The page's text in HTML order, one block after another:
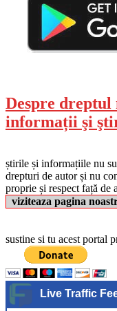
Despre dreptul
informații şi
știrile și informațiile nu
drepturi de autor și nu
proprie și respect față de
viziteaza pagina
sustine si tu acest portal
Live Traffic